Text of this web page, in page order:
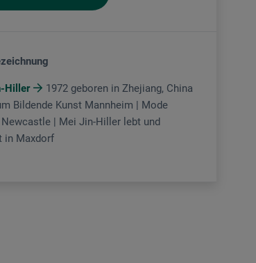
Hiller
1972 geboren in Zhejiang, China
Bildende Kunst Mannheim | Mode
Newcastle | Mei Jin-Hiller lebt und
in Maxdorf